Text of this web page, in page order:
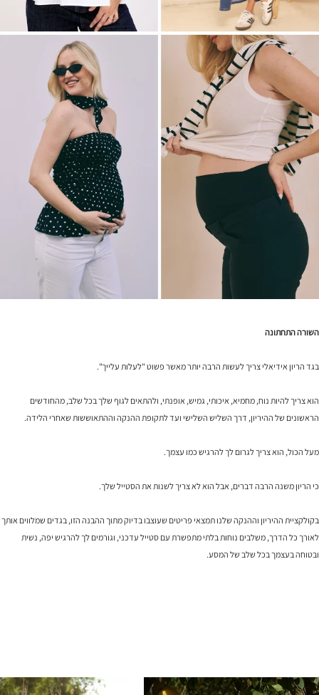
השורה התחתונה
בגד הריון אידיאלי צריך לעשות הרבה יותר מאשר פשוט "לעלות עלייך".
הוא צריך להיות נוח, מחמיא, איכותי, גמיש, אופנתי, ולהתאים לגוף שלך בכל שלב, מהחודשים
הראשונים של ההיריון, דרך השליש השלישי ועד לתקופת ההנקה וההתאוששות שאחרי הלידה.
מעל הכול, הוא צריך לגרום לך להרגיש כמו עצמך.
כי הריון משנה הרבה דברים, אבל הוא לא צריך לשנות את הסטייל שלך.
בקולקציית ההיריון וההנקה שלנו תמצאי פריטים שעוצבו בדיוק מתוך ההבנה הזו, בגדים שמלווים אותך
לאורך כל הדרך, משלבים נוחות בלתי מתפשרת עם סטייל עדכני, וגורמים לך להרגיש יפה, נשית
ובטוחה בעצמך בכל שלב של המסע.